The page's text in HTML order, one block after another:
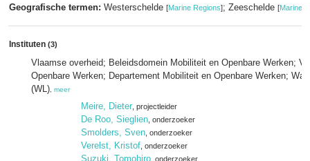
Geografische termen: Westerschelde [Marine Regions]; Zeeschelde [Marine
Instituten (3)
Vlaamse overheid; Beleidsdomein Mobiliteit en Openbare Werken;
Openbare Werken; Departement Mobiliteit en Openbare Werken;
(WL) meer
Meire, Dieter , projectleider
De Roo, Sieglien , onderzoeker
Smolders, Sven , onderzoeker
Verelst, Kristof , onderzoeker
Suzuki, Tomohiro , onderzoeker